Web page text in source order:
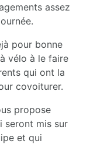
assez
pour bonne
vélo à le faire
qui ont la
covoiturer.
propose
seront mis sur
et qui